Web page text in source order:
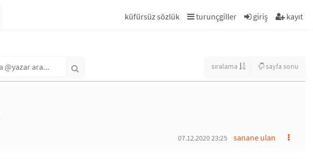
küfürsüz sözlük turunçgiller giriş kayıt
sıralama sayfa sonu
sanane ulan
07.12.2020 23:25